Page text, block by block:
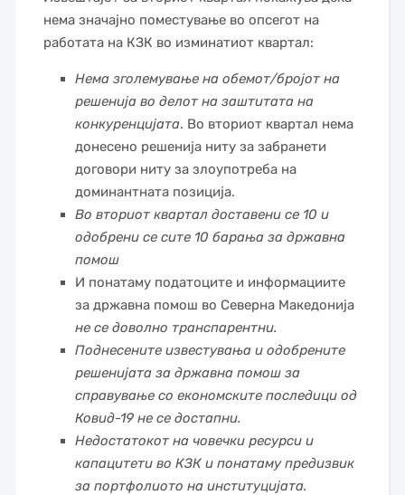
нема значајно поместување во опсегот на
работата на КЗК во изминатиот квартал:
Нема зголемување на обемот/бројот на
решенија во делот на заштитата на
конкуренцијата. Во вториот квартал нема
донесено решенија ниту за забранети
договори ниту за злоупотреба на
доминантната позиција.
Во вториот квартал доставени се 10 и
одобрени се сите 10 барања за државна
помош
И понатаму податоците и информациите
за државна помош во Северна Македонија
не се доволно транспарентни.
Поднесените известувања и одобрените
решенијата за државна помош за
справување со економските последици од
Ковид-19 не се достапни.
Недостатокот на човечки ресурси и
капацитети во КЗК и понатаму предизвик
за портфолиото на институцијата.